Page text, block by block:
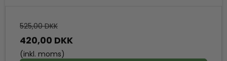
525,00 DKK
420,00 DKK
(inkl. moms)